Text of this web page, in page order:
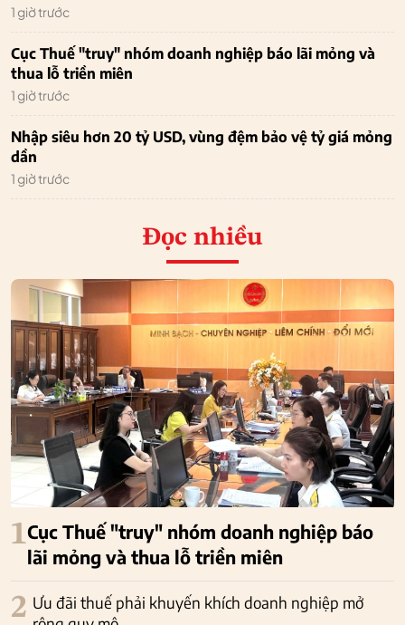
1 giờ trước
Cục Thuế "truy" nhóm doanh nghiệp báo lãi mỏng và
thua lỗ triền miên
1 giờ trước
Nhập siêu hơn 20 tỷ USD, vùng đệm bảo vệ tỷ giá mỏng
dần
1 giờ trước
Đọc nhiều
1Cục Thuế "truy" nhóm doanh nghiệp báo
lãi mỏng và thua lỗ triền miên
2 Ưu đãi thuế phải khuyến khích doanh nghiệp mở